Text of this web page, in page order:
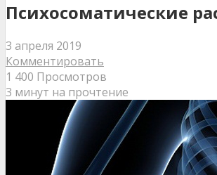
Психосоматические
3 апреля 2019
Комментировать
1 400 Просмотров
3 минут на прочтение